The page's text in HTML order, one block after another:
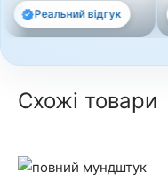
Реальний відгук
Схожі товари